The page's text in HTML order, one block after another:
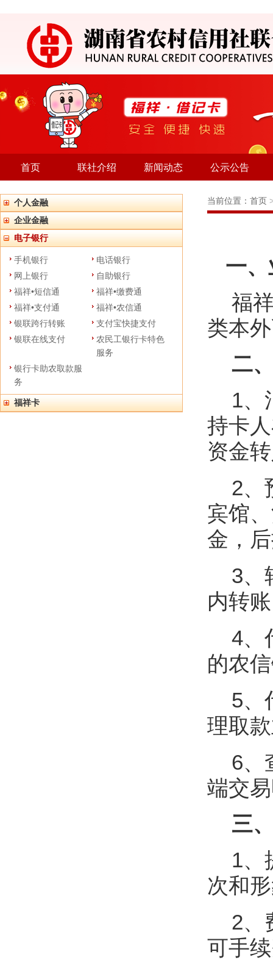
首页 联社介绍 新闻动态 公示公告
个人金融
企业金融
电子银行
手机银行
电话银行
网上银行
自助银行
福祥•短信通
福祥•缴费通
福祥•支付通
福祥•农信通
银联跨行转账
支付宝快捷支付
银联在线支付
农民工银行卡特色
服务
银行卡助农取款服
务
福祥卡
当前位置： 首页
一、
福祥
类本
二、
1、
持卡
资金
2、
宾馆
金，
3、
内转
4、
的农
5、
理取
6、
端交
三、
1、
次和
2、
可手